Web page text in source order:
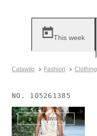
This week
Catawiki Fashion Clothing
NO. 105261385
No longer available